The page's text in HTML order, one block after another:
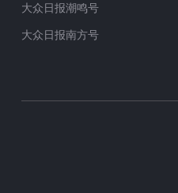
大众日报潮鸣号
大众日报南方号